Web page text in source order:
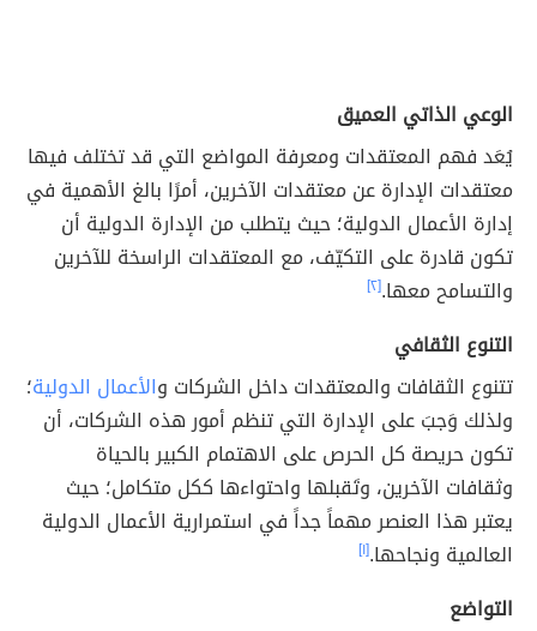
الوعي الذاتي العميق
يُعَد فهم المعتقدات ومعرفة المواضع التي قد تختلف فيها
معتقدات الإدارة عن معتقدات الآخرين، أمرًا بالغ الأهمية في
إدارة الأعمال الدولية؛ حيث يتطلب من الإدارة الدولية أن
تكون قادرة على التكيّف، مع المعتقدات الراسخة للآخرين
والتسامح معها.[٢]
التنوع الثقافي
تتنوع الثقافات والمعتقدات داخل الشركات والأعمال الدولية؛
ولذلك وَجبَ على الإدارة التي تنظم أمور هذه الشركات، أن
تكون حريصة كل الحرص على الاهتمام الكبير بالحياة
وثقافات الآخرين، وتَقبلها واحتواءها ككل متكامل؛ حيث
يعتبر هذا العنصر مهماً جداً في استمرارية الأعمال الدولية
العالمية ونجاحها.[١]
التواضع